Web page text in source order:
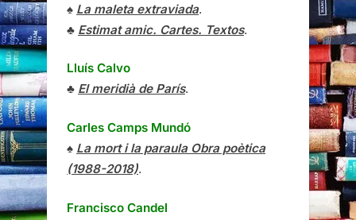
♠ La maleta extraviada.
♣ Estimat amic. Cartes. Textos.
Lluís Calvo
♣ El meridià de París.
Carles Camps Mundó
♠ La mort i la paraula Obra poètica
(1988-2018).
Francisco Candel